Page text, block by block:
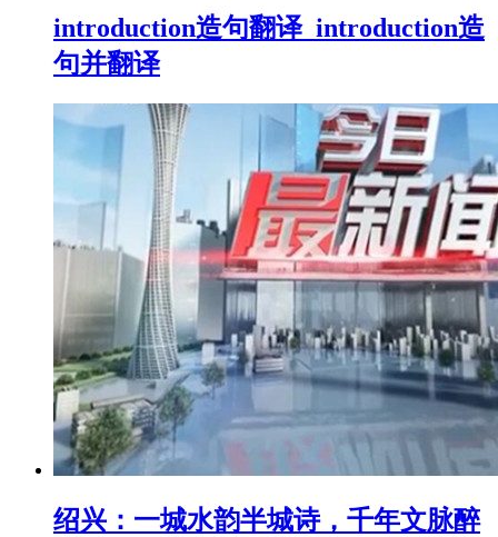
introduction造句翻译_introduction造
句并翻译
绍兴：一城水韵半城诗，千年文脉醉